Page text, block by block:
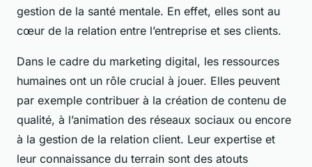
gestion de la santé mentale. En effet, elles sont au
cœur de la relation entre l’entreprise et ses clients.
Dans le cadre du marketing digital, les ressources
humaines ont un rôle crucial à jouer. Elles peuvent
par exemple contribuer à la création de contenu de
qualité, à l’animation des réseaux sociaux ou encore
à la gestion de la relation client. Leur expertise et
leur connaissance du terrain sont des atouts